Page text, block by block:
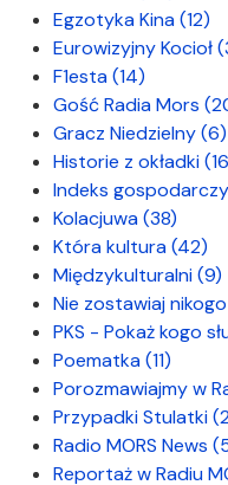
Egzotyka Kina(12)
Eurowizyjny Kocioł
F1esta(14)
Gość Radia Mors
Gracz Niedzielny(6)
Historie z okładki
Indeks gospodarczy
Kolacjuwa(38)
Która kultura(42)
Międzykulturalni(9)
Nie zostawiaj
PKS - Pokaż kogo
Poematka(11)
Porozmawiajmy w
Przypadki Stulatki
Radio MORS News
Reportaż w Radiu